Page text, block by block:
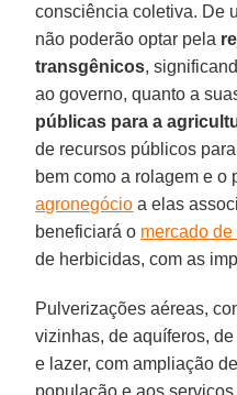
consciência coletiva. De
não poderão optar pela
transgênicos,
ao governo, quanto a
públicas para a
de recursos públicos
bem como a rolagem e o
agronegócio a elas
beneficiará o mercado
de herbicidas, com as
Pulverizações aéreas,
vizinhas, de aquíferos,
e lazer, com ampliação
população e aos